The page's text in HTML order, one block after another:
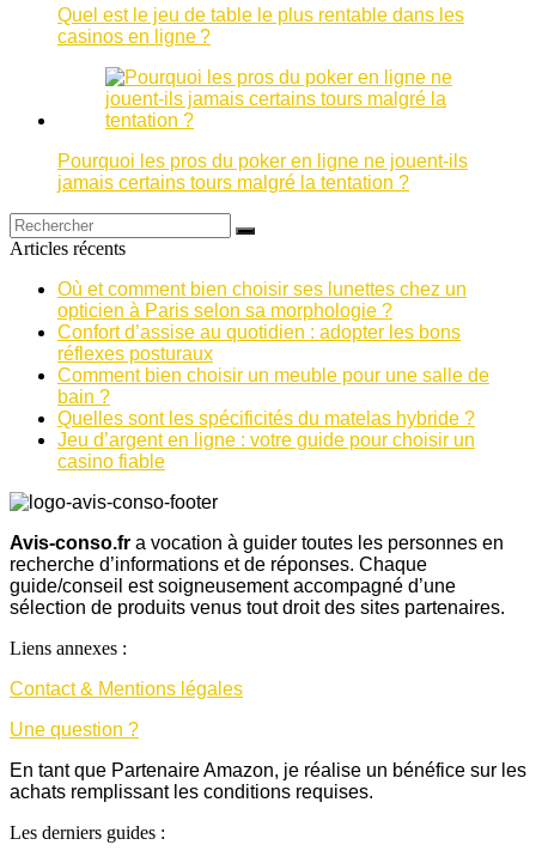
Quel est le jeu de table le plus rentable dans les
casinos en ligne ?
Pourquoi les pros du poker en ligne ne jouent-ils
jamais certains tours malgré la tentation ?
Articles récents
Où et comment bien choisir ses lunettes chez un
opticien à Paris selon sa morphologie ?
Confort d’assise au quotidien : adopter les bons
réflexes posturaux
Comment bien choisir un meuble pour une salle de
bain ?
Quelles sont les spécificités du matelas hybride ?
Jeu d’argent en ligne : votre guide pour choisir un
casino fiable
Avis-conso.fr a vocation à guider toutes les personnes en
recherche d’informations et de réponses. Chaque
guide/conseil est soigneusement accompagné d’une
sélection de produits venus tout droit des sites partenaires.
Liens annexes :
Contact & Mentions légales
Une question ?
En tant que Partenaire Amazon, je réalise un bénéfice sur les
achats remplissant les conditions requises.
Les derniers guides :